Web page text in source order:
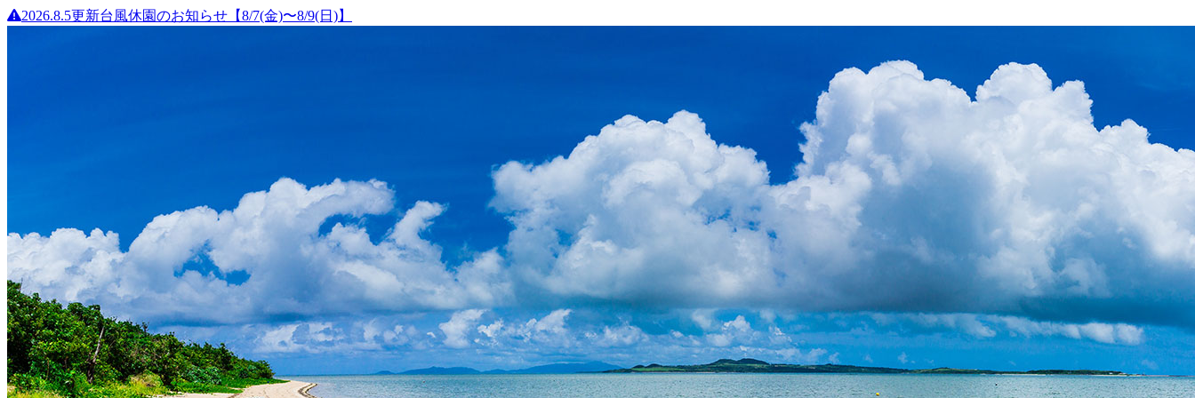
2026.8.5更新台風休園のお知らせ【8/7(金)〜8/9(日)】